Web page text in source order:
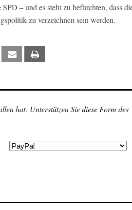
– und es steht zu befürchten, dass
zu verzeichnen sein werden.
Xing Email
hat: Unterstützen Sie diese Form des